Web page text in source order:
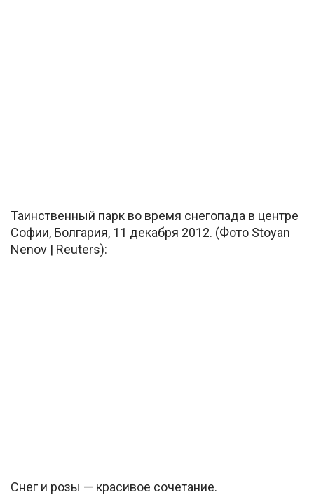
Таинственный парк во время снегопада в центре
Софии, Болгария, 11 декабря 2012. (Фото Stoyan
Nenov | Reuters):
Снег и розы — красивое сочетание.